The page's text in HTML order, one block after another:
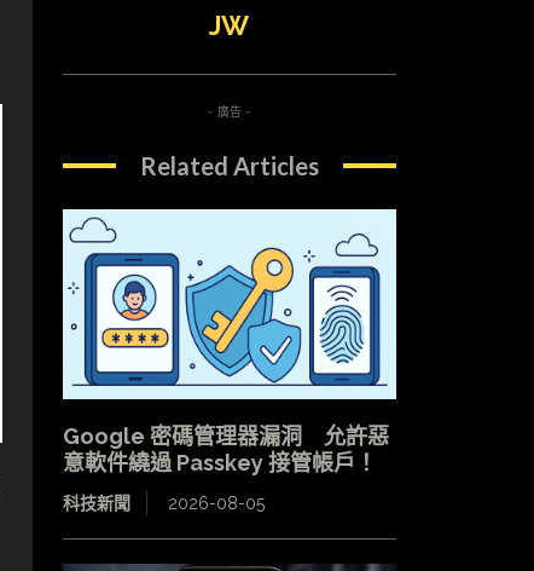
JW
- 廣告 -
Related Articles
Google 密碼管理器漏洞 允許惡
意軟件繞過 Passkey 接管帳戶！
科技新聞 2026-08-05